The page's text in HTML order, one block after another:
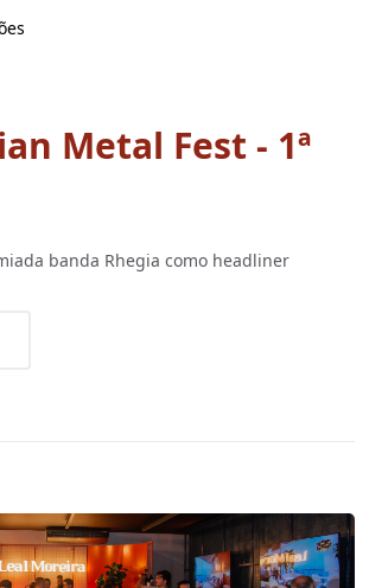
Metal Fest - 1ª
banda Rhegia como headliner